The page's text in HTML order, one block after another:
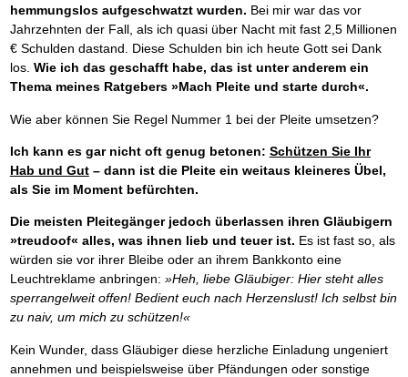
hemmungslos aufgeschwatzt wurden. Bei mir war das vor
Jahrzehnten der Fall, als ich quasi über Nacht mit fast 2,5 Millionen
€ Schulden dastand. Diese Schulden bin ich heute Gott sei Dank
los. Wie ich das geschafft habe, das ist unter anderem ein
Thema meines Ratgebers »Mach Pleite und starte durch«.
Wie aber können Sie Regel Nummer 1 bei der Pleite umsetzen?
Ich kann es gar nicht oft genug betonen: Schützen Sie Ihr
Hab und Gut– dann ist die Pleite ein weitaus kleineres Übel,
als Sie im Moment befürchten.
Die meisten Pleitegänger jedoch überlassen ihren Gläubigern
»treudoof« alles, was ihnen lieb und teuer ist. Es ist fast so, als
würden sie vor ihrer Bleibe oder an ihrem Bankkonto eine
Leuchtreklame anbringen: »Heh, liebe Gläubiger: Hier steht alles
sperrangelweit offen! Bedient euch nach Herzenslust! Ich selbst bin
zu naiv, um mich zu schützen!«
Kein Wunder, dass Gläubiger diese herzliche Einladung ungeniert
annehmen und beispielsweise über Pfändungen oder sonstige